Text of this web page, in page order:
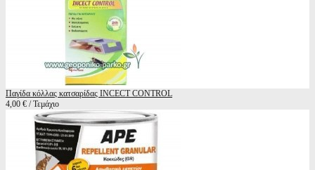
Παγίδα κόλλας κατσαρίδας INCECT CONTROL
4,00 € / Τεμάχιο